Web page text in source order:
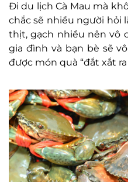
Đi du lịch Cà Mau mà
chắc sẽ nhiều người hỏi
thịt, gạch nhiều nên vô
gia đình và bạn bè sẽ
được món quà “đắt xắt